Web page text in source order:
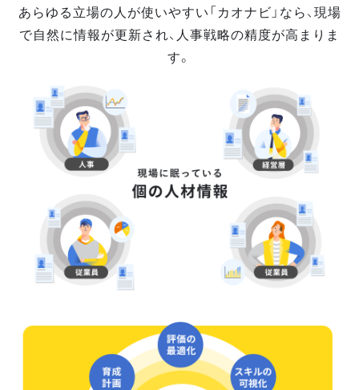
あらゆる立場の人が使いやすい「カオナビ」なら、現場
で自然に情報が更新され、人事戦略の精度が高まりま
す。